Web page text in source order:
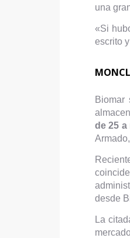
una
«Si
escrito
de 25 a
desde
La